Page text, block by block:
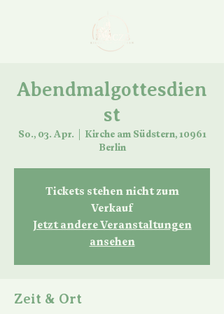
Abendmalgottesdien
st
So., 03. Apr.
Kirche am Südstern, 10961
Berlin
Tickets stehen nicht zum
Verkauf
Jetzt andere Veranstaltungen
ansehen
Zeit & Ort